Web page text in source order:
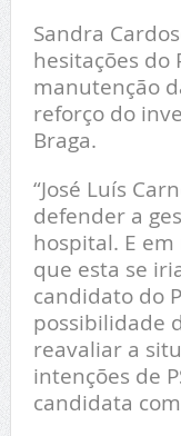
Sandra
hesitações do
manutenção
reforço do
Braga.
“José Luís
defender a
hospital. E
que esta se
candidato do
possibilidade
reavaliar a
intenções de
candidata